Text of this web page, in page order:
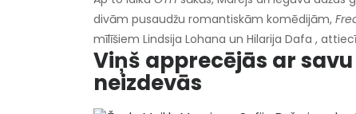
divām pusaudžu romantiskām komēdijām,
mīlīšiem Lindsija Lohana un Hilarija Dafa ,
Viņš apprecējās ar
neizdevās